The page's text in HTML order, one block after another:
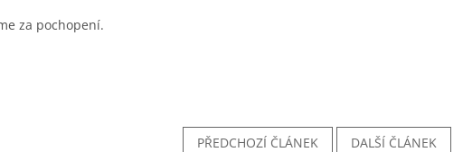
za pochopení.
PŘEDCHOZÍ ČLÁNEK DALŠÍ ČLÁNEK